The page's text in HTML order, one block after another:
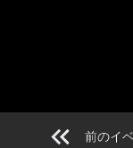
前のイ